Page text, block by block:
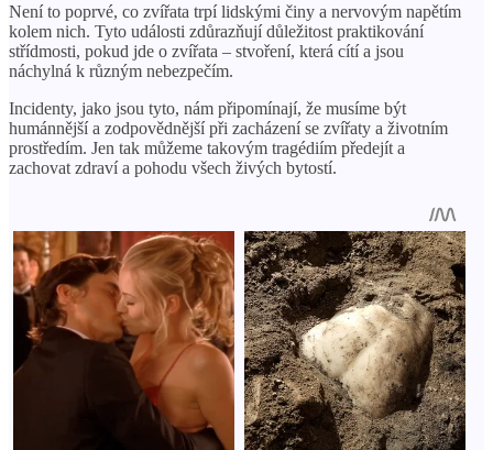
Není to poprvé, co zvířata trpí lidskými činy a nervovým napětím
kolem nich. Tyto události zdůrazňují důležitost praktikování
střídmosti, pokud jde o zvířata – stvoření, která cítí a jsou
náchylná k různým nebezpečím.
Incidenty, jako jsou tyto, nám připomínají, že musíme být
humánnější a zodpovědnější při zacházení se zvířaty a životním
prostředím. Jen tak můžeme takovým tragédiím předejít a
zachovat zdraví a pohodu všech živých bytostí.